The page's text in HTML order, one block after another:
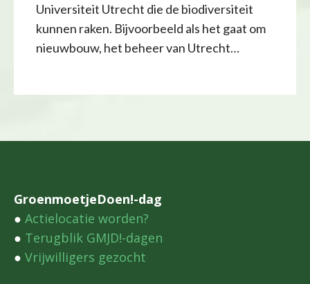
Universiteit Utrecht die de biodiversiteit
kunnen raken. Bijvoorbeeld als het gaat om
nieuwbouw, het beheer van Utrecht…
GroenmoetjeDoen!-dag
● Actielocatie worden?
● Terugblik GMJD!-dagen
● Vrijwilligers gezocht